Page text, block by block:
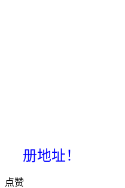
册地址！
点赞